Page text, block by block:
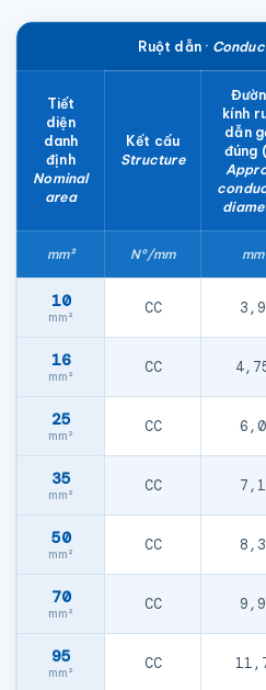
Ruột dẫn ·
Tiết
diện
danh
định
Nominal
area
Kết cấu
Structure
kính
dẫn
đúng
mm² N°/mm mm
10 CC 3,9
16 CC
25 CC 6,0
35 CC 7,1
50 CC 8,3
70 CC 9,9
95 CC